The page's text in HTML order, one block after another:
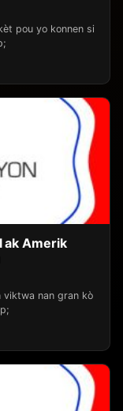
pou yo konnen si
ak Amerik
viktwa nan gran kò